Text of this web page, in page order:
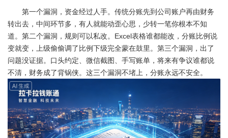
第一个漏洞，资金经过人手。传统分账先到公司账户再由财务
转出去，中间环节多，有人就能动歪心思，少转一笔你根本不知
道。第二个漏洞，规则可以私改。Excel表格谁都能改，分账比例说
变就变，上级偷偷调了比例下级完全蒙在鼓里。第三个漏洞，出了
问题没证据。口头约定、微信截图、手写账单，将来有争议谁都说
不清，财务成了背锅侠。这三个漏洞不堵上，分账永远不安全。